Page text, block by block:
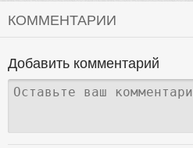
КОММЕНТАРИИ
Добавить комментарий